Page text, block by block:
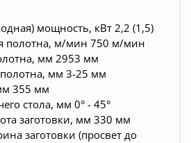
мощность, кВт 2,2 (1,5)
полотна, м/мин 750 м/мин
мм 2953 мм
мм 3-25 мм
355 мм
стола, мм 0° - 45°
заготовки, мм 330 мм
заготовки (просвет до